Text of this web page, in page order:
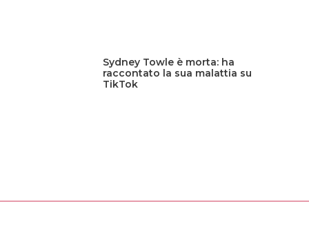
Sydney Towle è morta: ha
raccontato la sua malattia su
TikTok